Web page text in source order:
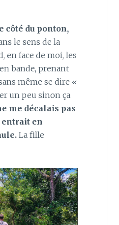
côté du ponton,
le sens de la
en face de moi, les
bande, prenant
même se dire «
un peu sinon ça
me décalais pas
entrait en
La fille